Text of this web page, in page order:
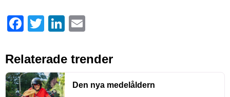
FacebookTwitter LinkedIn
Relaterade trender
Den nya medelåldern